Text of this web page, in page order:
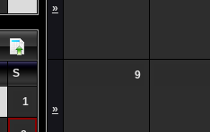
S
1
»
»
9